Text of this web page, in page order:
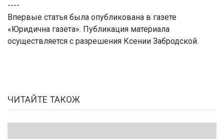
----
Впервые статья была опубликована в газете
«Юридична газета». Публикация материала
осуществляется с разрешения Ксении Забродской.
ЧИТАЙТЕ ТАКОЖ